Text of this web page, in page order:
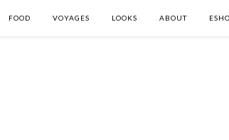
FOOD VOYAGES LOOKS ABOUT